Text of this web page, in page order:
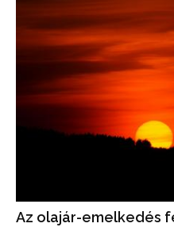
Az olajár-emelkedés